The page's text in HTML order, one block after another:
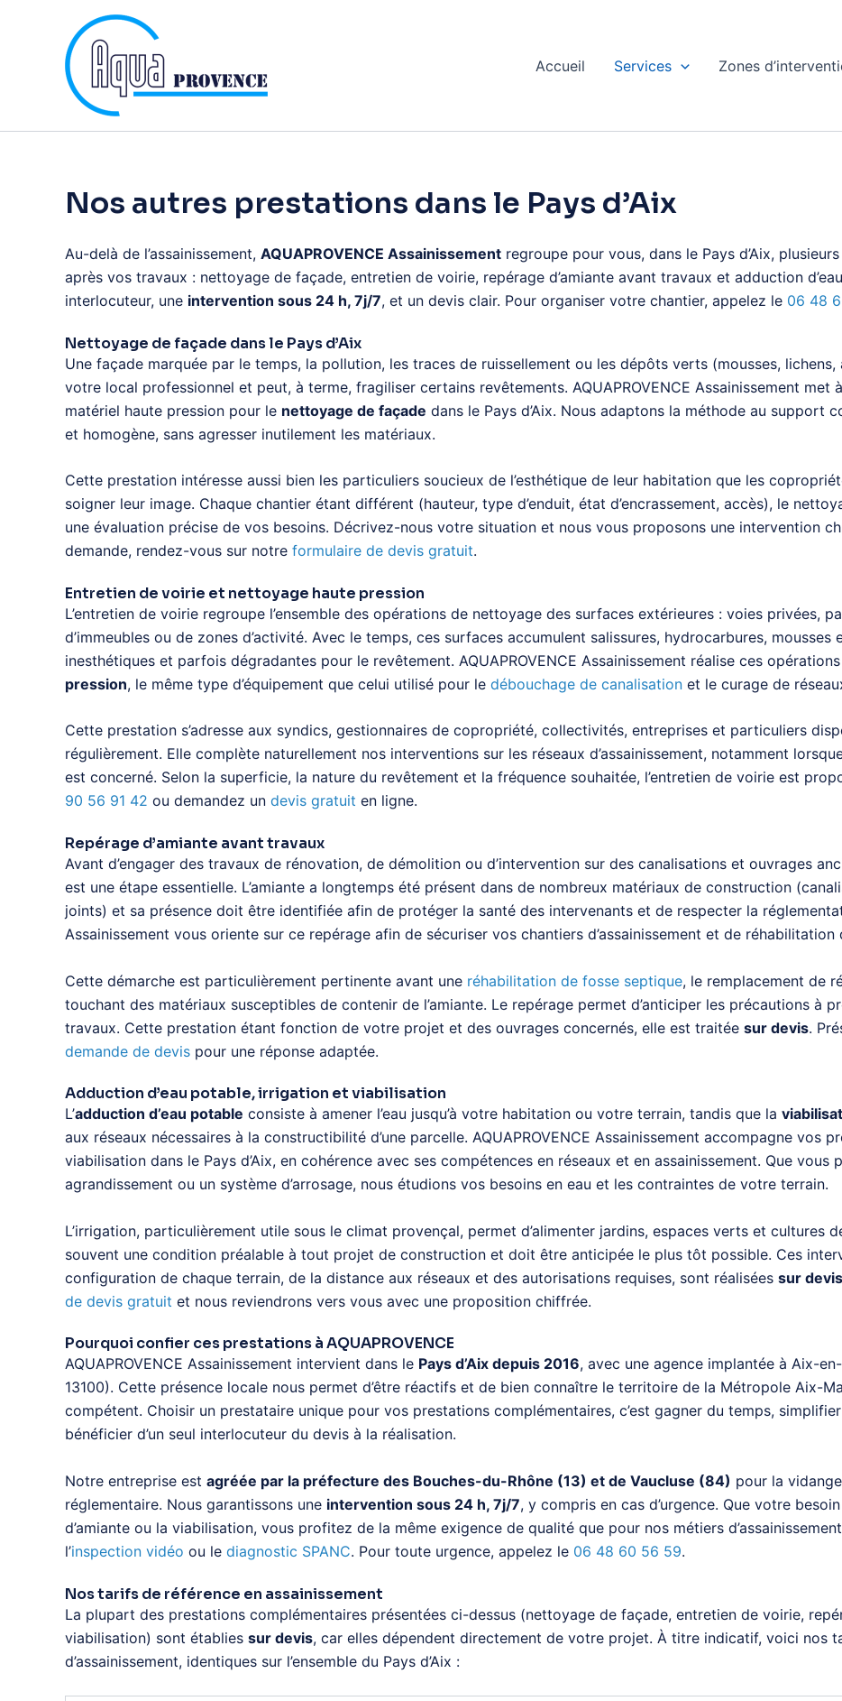
Accueil Services Zones
Nos autres prestations dans le Pays d’Aix
Au-delà de l’assainissement, AQUAPROVENCE Assainissement regroupe pour vous, dans le Pays d’Aix,
après vos travaux : nettoyage de façade, entretien de voirie, repérage d’amiante avant travaux et adduction
interlocuteur, une intervention sous 24 h, 7j/7, et un devis clair. Pour organiser votre chantier, appelez le 06 48
Nettoyage de façade dans le Pays d’Aix
Une façade marquée par le temps, la pollution, les traces de ruissellement ou les dépôts verts (mousses,
votre local professionnel et peut, à terme, fragiliser certains revêtements. AQUAPROVENCE Assainissement
matériel haute pression pour le nettoyage de façade dans le Pays d’Aix. Nous adaptons la méthode au support
et homogène, sans agresser inutilement les matériaux.
Cette prestation intéresse aussi bien les particuliers soucieux de l’esthétique de leur habitation que les
soigner leur image. Chaque chantier étant différent (hauteur, type d’enduit, état d’encrassement, accès), le
une évaluation précise de vos besoins. Décrivez-nous votre situation et nous vous proposons une intervention
demande, rendez-vous sur notre formulaire de devis gratuit.
Entretien de voirie et nettoyage haute pression
L’entretien de voirie regroupe l’ensemble des opérations de nettoyage des surfaces extérieures : voies privées,
d’immeubles ou de zones d’activité. Avec le temps, ces surfaces accumulent salissures, hydrocarbures,
inesthétiques et parfois dégradantes pour le revêtement. AQUAPROVENCE Assainissement réalise ces
pression, le même type d’équipement que celui utilisé pour le débouchage de canalisation et le curage de
Cette prestation s’adresse aux syndics, gestionnaires de copropriété, collectivités, entreprises et particuliers
régulièrement. Elle complète naturellement nos interventions sur les réseaux d’assainissement, notamment
est concerné. Selon la superficie, la nature du revêtement et la fréquence souhaitée, l’entretien de voirie est
90 56 91 42 ou demandez un devis gratuit en ligne.
Repérage d’amiante avant travaux
Avant d’engager des travaux de rénovation, de démolition ou d’intervention sur des canalisations et ouvrages
est une étape essentielle. L’amiante a longtemps été présent dans de nombreux matériaux de construction
joints) et sa présence doit être identifiée afin de protéger la santé des intervenants et de respecter la
Assainissement vous oriente sur ce repérage afin de sécuriser vos chantiers d’assainissement et de réhabilitation
Cette démarche est particulièrement pertinente avant une réhabilitation de fosse septique, le remplacement de
touchant des matériaux susceptibles de contenir de l’amiante. Le repérage permet d’anticiper les précautions à
travaux. Cette prestation étant fonction de votre projet et des ouvrages concernés, elle est traitée sur devis.
demande de devis pour une réponse adaptée.
Adduction d’eau potable, irrigation et viabilisation
L’adduction d’eau potable consiste à amener l’eau jusqu’à votre habitation ou votre terrain, tandis que la
aux réseaux nécessaires à la constructibilité d’une parcelle. AQUAPROVENCE Assainissement accompagne vos
viabilisation dans le Pays d’Aix, en cohérence avec ses compétences en réseaux et en assainissement. Que vous
agrandissement ou un système d’arrosage, nous étudions vos besoins en eau et les contraintes de votre terrain.
L’irrigation, particulièrement utile sous le climat provençal, permet d’alimenter jardins, espaces verts et cultures
souvent une condition préalable à tout projet de construction et doit être anticipée le plus tôt possible. Ces
configuration de chaque terrain, de la distance aux réseaux et des autorisations requises, sont réalisées sur devis
de devis gratuit et nous reviendrons vers vous avec une proposition chiffrée.
Pourquoi confier ces prestations à AQUAPROVENCE
AQUAPROVENCE Assainissement intervient dans le Pays d’Aix depuis 2016, avec une agence implantée à Aix-
13100). Cette présence locale nous permet d’être réactifs et de bien connaître le territoire de la Métropole Aix-
compétent. Choisir un prestataire unique pour vos prestations complémentaires, c’est gagner du temps,
bénéficier d’un seul interlocuteur du devis à la réalisation.
Notre entreprise est agréée par la préfecture des Bouches-du-Rhône (13) et de Vaucluse (84) pour la
réglementaire. Nous garantissons une intervention sous 24 h, 7j/7, y compris en cas d’urgence. Que votre
d’amiante ou la viabilisation, vous profitez de la même exigence de qualité que pour nos métiers
l’inspection vidéo ou le diagnostic SPANC. Pour toute urgence, appelez le 06 48 60 56 59.
Nos tarifs de référence en assainissement
La plupart des prestations complémentaires présentées ci-dessus (nettoyage de façade, entretien de voirie,
viabilisation) sont établies sur devis, car elles dépendent directement de votre projet. À titre indicatif, voici nos
d’assainissement, identiques sur l’ensemble du Pays d’Aix :